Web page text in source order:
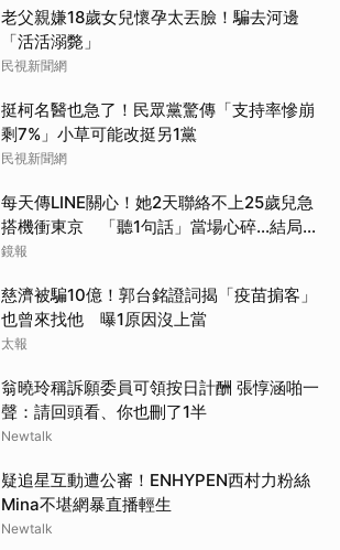
老父親嫌18歲女兒懷孕太丟臉！騙去河邊
「活活溺斃」
民視新聞網
挺柯名醫也急了！民眾黨驚傳「支持率慘崩
剩7%」小草可能改挺另1黨
民視新聞網
每天傳LINE關心！她2天聯絡不上25歲兒急
搭機衝東京 「聽1句話」當場心碎...結局看
哭網
鏡報
慈濟被騙10億！郭台銘證詞揭「疫苗掮客」
也曾來找他 曝1原因沒上當
太報
翁曉玲稱訴願委員可領按日計酬 張惇涵啪一
聲：請回頭看、你也刪了1半
Newtalk
疑追星互動遭公審！ENHYPEN西村力粉絲
Mina不堪網暴直播輕生
Newtalk
取消